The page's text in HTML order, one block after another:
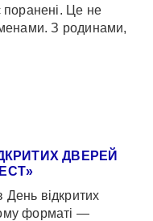
поранені. Це не
З родинами,
ДВЕРЕЙ
відкритих
форматі —